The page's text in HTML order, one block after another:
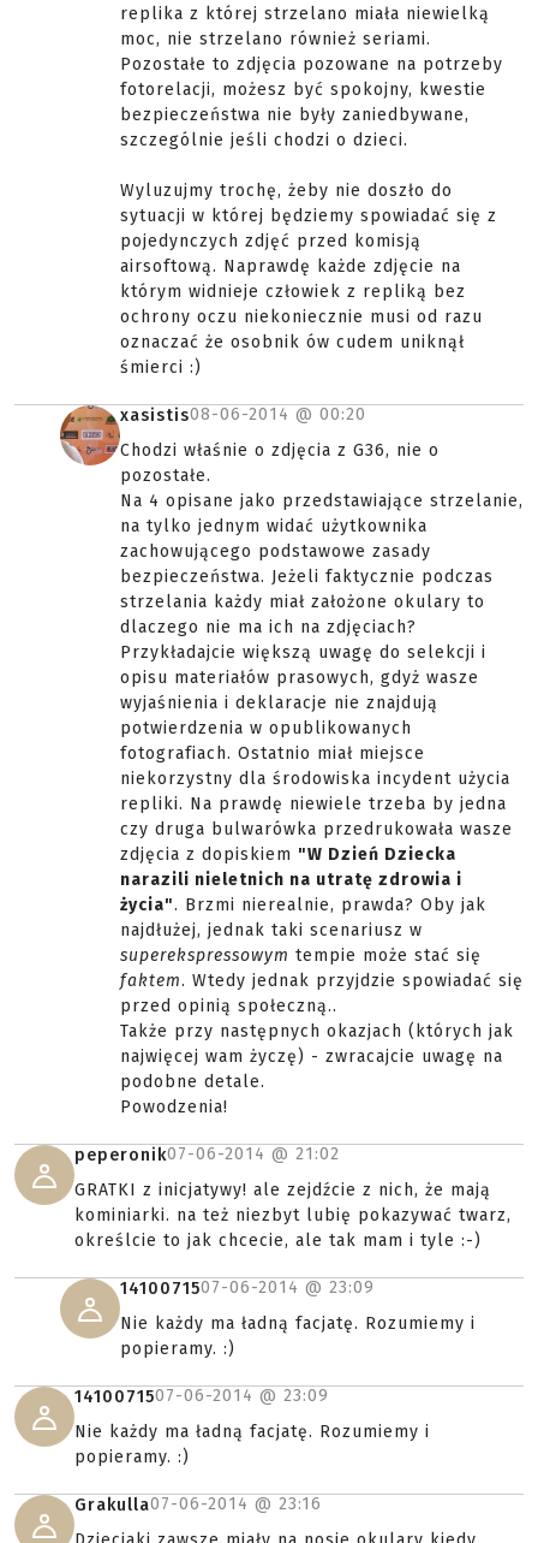
replika z której strzelano miała niewielką
moc, nie strzelano również seriami.
Pozostałe to zdjęcia pozowane na potrzeby
fotorelacji, możesz być spokojny, kwestie
bezpieczeństwa nie były zaniedbywane,
szczególnie jeśli chodzi o dzieci.
Wyluzujmy trochę, żeby nie doszło do
sytuacji w której będziemy spowiadać się z
pojedynczych zdjęć przed komisją
airsoftową. Naprawdę każde zdjęcie na
którym widnieje człowiek z repliką bez
ochrony oczu niekoniecznie musi od razu
oznaczać że osobnik ów cudem uniknął
śmierci :)
xasistis08-06-2014 @ 00:20
Chodzi właśnie o zdjęcia z G36, nie o
pozostałe.
Na 4 opisane jako przedstawiające strzelanie,
na tylko jednym widać użytkownika
zachowującego podstawowe zasady
bezpieczeństwa. Jeżeli faktycznie podczas
strzelania każdy miał założone okulary to
dlaczego nie ma ich na zdjęciach?
Przykładajcie większą uwagę do selekcji i
opisu materiałów prasowych, gdyż wasze
wyjaśnienia i deklaracje nie znajdują
potwierdzenia w opublikowanych
fotografiach. Ostatnio miał miejsce
niekorzystny dla środowiska incydent użycia
repliki. Na prawdę niewiele trzeba by jedna
czy druga bulwarówka przedrukowała wasze
zdjęcia z dopiskiem "W Dzień Dziecka
narazili nieletnich na utratę zdrowia i
życia". Brzmi nierealnie, prawda? Oby jak
najdłużej, jednak taki scenariusz w
superekspressowym tempie może stać się
faktem. Wtedy jednak przyjdzie spowiadać się
przed opinią społeczną..
Także przy następnych okazjach (których jak
najwięcej wam życzę) - zwracajcie uwagę na
podobne detale.
Powodzenia!
peperonik07-06-2014 @ 21:02
GRATKI z inicjatywy! ale zejdźcie z nich, że mają
kominiarki. na też niezbyt lubię pokazywać twarz,
określcie to jak chcecie, ale tak mam i tyle :-)
1410071507-06-2014 @ 23:09
Nie każdy ma ładną facjatę. Rozumiemy i
popieramy. :)
1410071507-06-2014 @ 23:09
Nie każdy ma ładną facjatę. Rozumiemy i
popieramy. :)
Grakulla07-06-2014 @ 23:16